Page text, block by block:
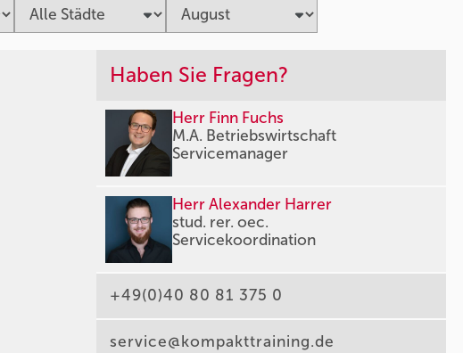
Haben Sie Fragen?
Herr Finn Fuchs
M.A. Betriebswirtschaft
Servicemanager
Herr Alexander Harrer
stud. rer. oec.
Servicekoordination
+49(0)40 80 81 375 0
service@kompakttraining.de